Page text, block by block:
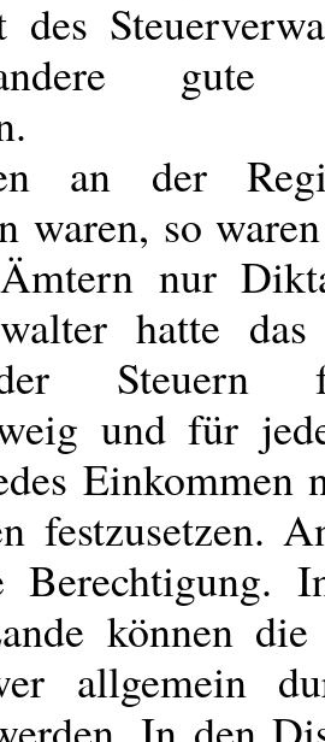
gute
an der
waren, so
nur
hatte
Steuern
und für
Einkommen
festzusetzen.
Berechtigung.
können die
allgemein